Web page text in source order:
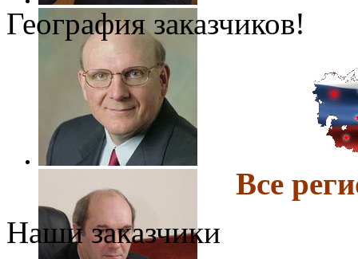
География заказчиков!
Все
Наши заказчики